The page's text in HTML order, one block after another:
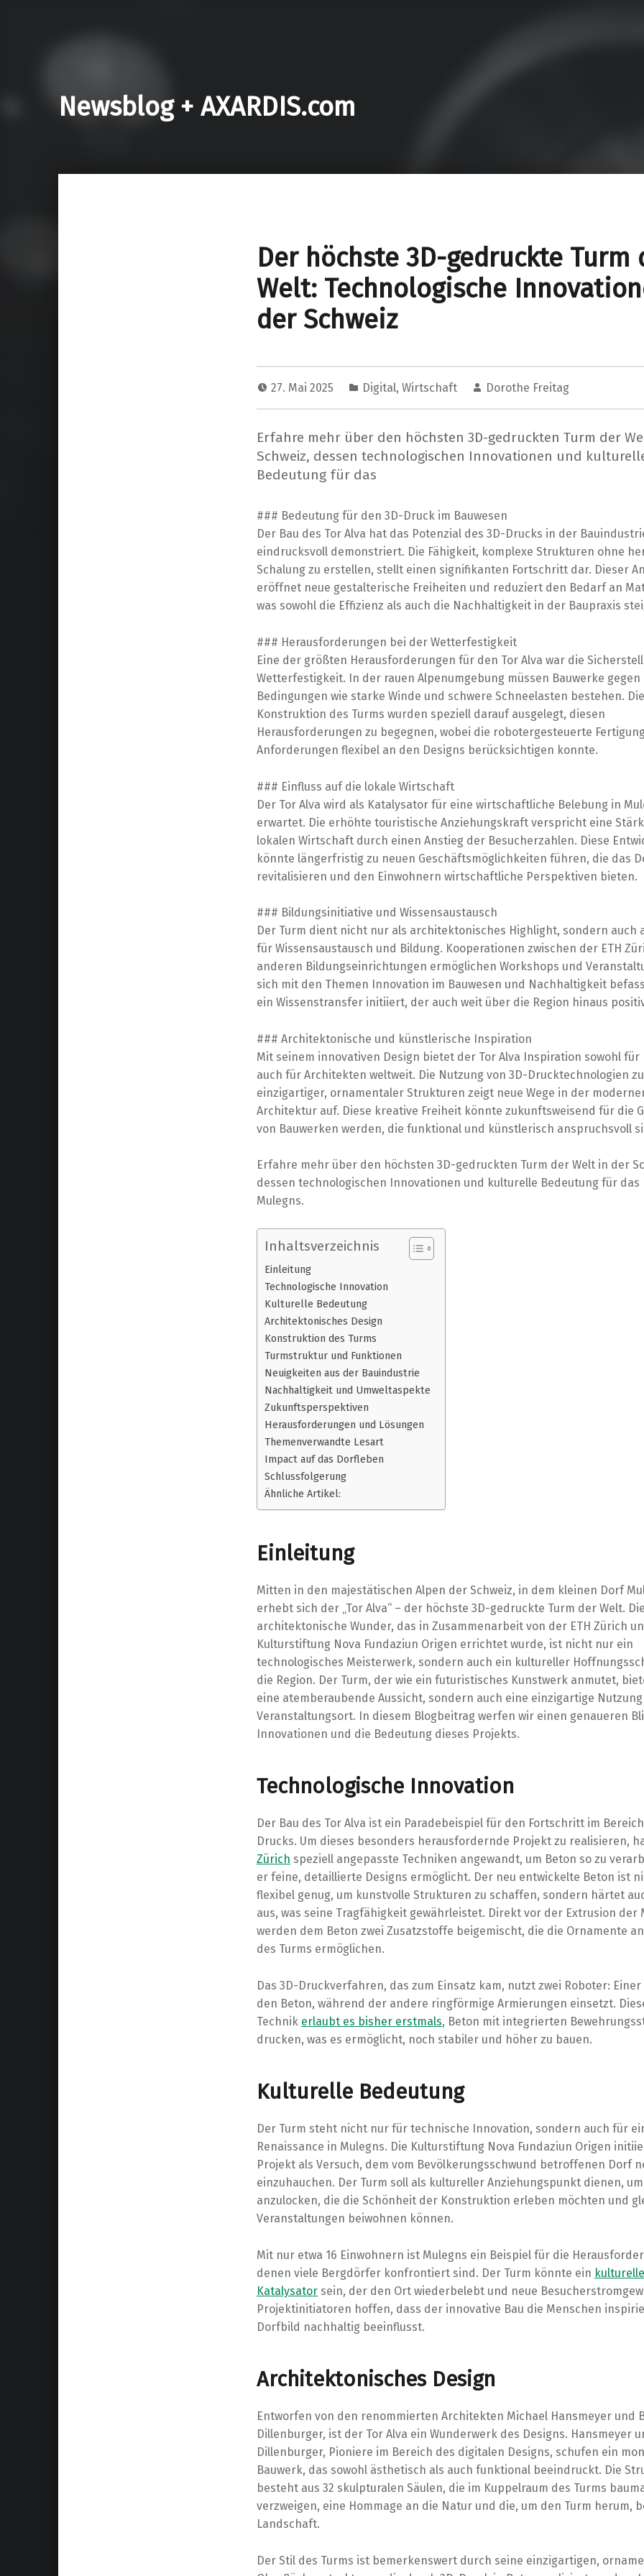
Newsblog + AXARDIS.com
Der höchste 3D-gedruckte Turm
Welt: Technologische
der Schweiz
27. Mai 2025 Digital, Wirtschaft Dorothe Freitag
Erfahre mehr über den höchsten 3D-gedruckten Turm der
Schweiz, dessen technologischen Innovationen und
Bedeutung für das
### Bedeutung für den 3D-Druck im Bauwesen
Der Bau des Tor Alva hat das Potenzial des 3D-Drucks in der
eindrucksvoll demonstriert. Die Fähigkeit, komplexe Strukturen ohne
Schalung zu erstellen, stellt einen signifikanten Fortschritt dar. Dieser
eröffnet neue gestalterische Freiheiten und reduziert den Bedarf an
was sowohl die Effizienz als auch die Nachhaltigkeit in der Baupraxis
### Herausforderungen bei der Wetterfestigkeit
Eine der größten Herausforderungen für den Tor Alva war die
Wetterfestigkeit. In der rauen Alpenumgebung müssen Bauwerke gegen
Bedingungen wie starke Winde und schwere Schneelasten bestehen.
Konstruktion des Turms wurden speziell darauf ausgelegt, diesen
Herausforderungen zu begegnen, wobei die robotergesteuerte
Anforderungen flexibel an den Designs berücksichtigen konnte.
### Einfluss auf die lokale Wirtschaft
Der Tor Alva wird als Katalysator für eine wirtschaftliche Belebung in
erwartet. Die erhöhte touristische Anziehungskraft verspricht eine
lokalen Wirtschaft durch einen Anstieg der Besucherzahlen. Diese
könnte längerfristig zu neuen Geschäftsmöglichkeiten führen, die das
revitalisieren und den Einwohnern wirtschaftliche Perspektiven bieten.
### Bildungsinitiative und Wissensaustausch
Der Turm dient nicht nur als architektonisches Highlight, sondern auch
für Wissensaustausch und Bildung. Kooperationen zwischen der ETH
anderen Bildungseinrichtungen ermöglichen Workshops und
sich mit den Themen Innovation im Bauwesen und Nachhaltigkeit
ein Wissenstransfer initiiert, der auch weit über die Region hinaus
### Architektonische und künstlerische Inspiration
Mit seinem innovativen Design bietet der Tor Alva Inspiration sowohl für
auch für Architekten weltweit. Die Nutzung von 3D-Drucktechnologien
einzigartiger, ornamentaler Strukturen zeigt neue Wege in der
Architektur auf. Diese kreative Freiheit könnte zukunftsweisend für die
von Bauwerken werden, die funktional und künstlerisch anspruchsvoll
Erfahre mehr über den höchsten 3D-gedruckten Turm der Welt in der
dessen technologischen Innovationen und kulturelle Bedeutung für das
Mulegns.
Inhaltsverzeichnis
Einleitung
Technologische Innovation
Kulturelle Bedeutung
Architektonisches Design
Konstruktion des Turms
Turmstruktur und Funktionen
Neuigkeiten aus der Bauindustrie
Nachhaltigkeit und Umweltaspekte
Zukunftsperspektiven
Herausforderungen und Lösungen
Themenverwandte Lesart
Impact auf das Dorfleben
Schlussfolgerung
Ähnliche Artikel:
Einleitung
Mitten in den majestätischen Alpen der Schweiz, in dem kleinen Dorf
erhebt sich der „Tor Alva“ – der höchste 3D-gedruckte Turm der Welt.
architektonische Wunder, das in Zusammenarbeit von der ETH Zürich
Kulturstiftung Nova Fundaziun Origen errichtet wurde, ist nicht nur ein
technologisches Meisterwerk, sondern auch ein kultureller
die Region. Der Turm, der wie ein futuristisches Kunstwerk anmutet,
eine atemberaubende Aussicht, sondern auch eine einzigartige Nutzung
Veranstaltungsort. In diesem Blogbeitrag werfen wir einen genaueren
Innovationen und die Bedeutung dieses Projekts.
Technologische Innovation
Der Bau des Tor Alva ist ein Paradebeispiel für den Fortschritt im
Drucks. Um dieses besonders herausfordernde Projekt zu realisieren,
Zürich speziell angepasste Techniken angewandt, um Beton so zu
er feine, detaillierte Designs ermöglicht. Der neu entwickelte Beton ist
flexibel genug, um kunstvolle Strukturen zu schaffen, sondern härtet
aus, was seine Tragfähigkeit gewährleistet. Direkt vor der Extrusion der
werden dem Beton zwei Zusatzstoffe beigemischt, die die Ornamente
des Turms ermöglichen.
Das 3D-Druckverfahren, das zum Einsatz kam, nutzt zwei Roboter:
den Beton, während der andere ringförmige Armierungen einsetzt.
Technik erlaubt es bisher erstmals, Beton mit integrierten
drucken, was es ermöglicht, noch stabiler und höher zu bauen.
Kulturelle Bedeutung
Der Turm steht nicht nur für technische Innovation, sondern auch für
Renaissance in Mulegns. Die Kulturstiftung Nova Fundaziun Origen
Projekt als Versuch, dem vom Bevölkerungsschwund betroffenen Dorf
einzuhauchen. Der Turm soll als kultureller Anziehungspunkt dienen,
anzulocken, die die Schönheit der Konstruktion erleben möchten und
Veranstaltungen beiwohnen können.
Mit nur etwa 16 Einwohnern ist Mulegns ein Beispiel für die
denen viele Bergdörfer konfrontiert sind. Der Turm könnte ein
Katalysatorsein, der den Ort wiederbelebt und neue
Projektinitiatoren hoffen, dass der innovative Bau die Menschen
Dorfbild nachhaltig beeinflusst.
Architektonisches Design
Entworfen von den renommierten Architekten Michael Hansmeyer und
Dillenburger, ist der Tor Alva ein Wunderwerk des Designs. Hansmeyer
Dillenburger, Pioniere im Bereich des digitalen Designs, schufen ein
Bauwerk, das sowohl ästhetisch als auch funktional beeindruckt. Die
besteht aus 32 skulpturalen Säulen, die im Kuppelraum des Turms
verzweigen, eine Hommage an die Natur und die, um den Turm herum,
Landschaft.
Der Stil des Turms ist bemerkenswert durch seine einzigartigen,